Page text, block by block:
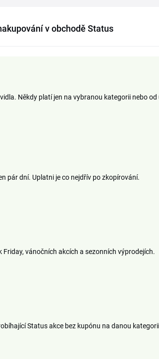
v obchodě Status
Někdy platí jen na vybranou kategorii nebo
pár dní. Uplatni je co nejdřív po zkopírování.
vánočních akcích a sezonních výprodejích.
Status akce bez kupónu na danou